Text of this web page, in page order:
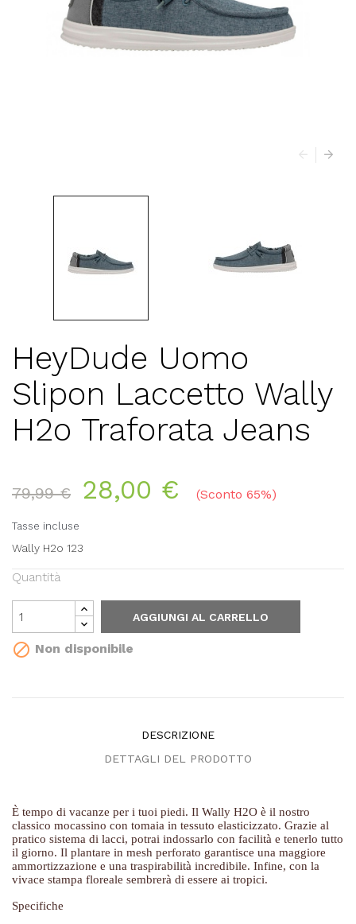
HeyDude Uomo
Slipon Laccetto Wally
H2o Traforata Jeans
79,99 € 28,00 € Sconto 65%
Tasse incluse
Wally H2o 123
Quantità
AGGIUNGI AL CARRELLO
 Non disponibile
DESCRIZIONE
DETTAGLI DEL PRODOTTO
È tempo di vacanze per i tuoi piedi. Il Wally H2O è il nostro
classico mocassino con tomaia in tessuto elasticizzato. Grazie al
pratico sistema di lacci, potrai indossarlo con facilità e tenerlo tutto
il giorno. Il plantare in mesh perforato garantisce una maggiore
ammortizzazione e una traspirabilità incredibile. Infine, con la
vivace stampa floreale sembrerà di essere ai tropici.
Specifiche